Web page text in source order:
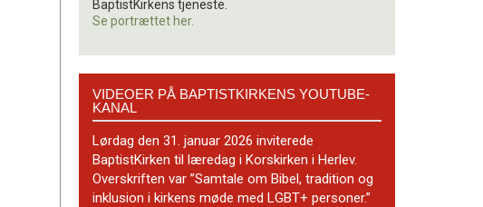
BaptistKirkens tjeneste.
Se portrættet her.
BaptistKirkens
YouTube-
kanal
VIDEOER PÅ BAPTISTKIRKENS YOUTUBE-
KANAL
Lørdag den 31. januar 2026 inviterede
BaptistKirken til læredag i Korskirken i Herlev.
Overskriften var ”Samtale om Bibel, tradition og
inklusion i kirkens møde med LGBT+ personer.”